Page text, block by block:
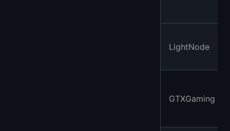
LightNode
GTXGaming